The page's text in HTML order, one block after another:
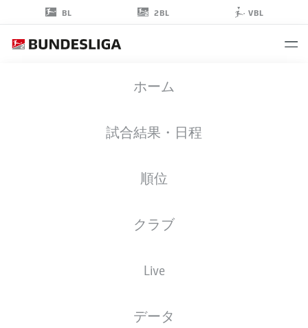
BL 2BL VBL
ホーム
試合結果・日程
順位
クラブ
Live
データ
EINTRACHT BRAUNSCHWEIG
31.05.2007